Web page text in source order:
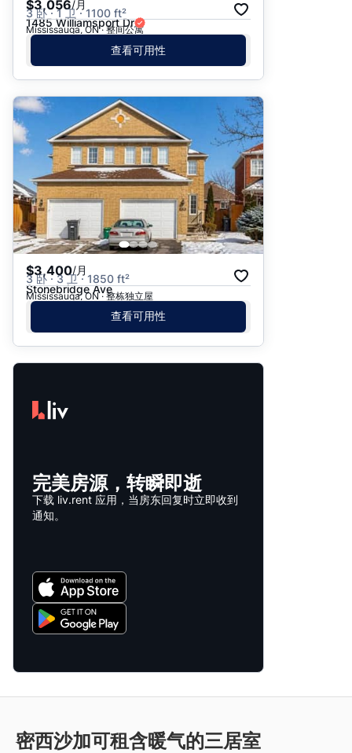
$3,056/月
3 卧 · 1 卫 · 1100 ft²
1485 Williamsport Dr
Mississauga, ON · 整间公寓
查看可用性
$3,400/月
3 卧 · 3 卫 · 1850 ft²
Stonebridge Ave
Mississauga, ON · 整栋独立屋
查看可用性
完美房源，转瞬即逝
下载 liv.rent 应用，当房东回复时立即收到
通知。
密西沙加可租含暖气的三居室